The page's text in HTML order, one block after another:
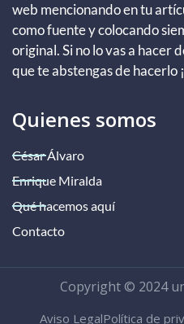
web mencionando en tu
como fuente y colocando
original. Si no lo vas a hacer
que te abstengas de hacerlo
Quienes somos
César Álvaro
Enrique Miralda
Qué hacemos aquí
Contacto
Copyright © 2024
Aviso LegalPolítica de